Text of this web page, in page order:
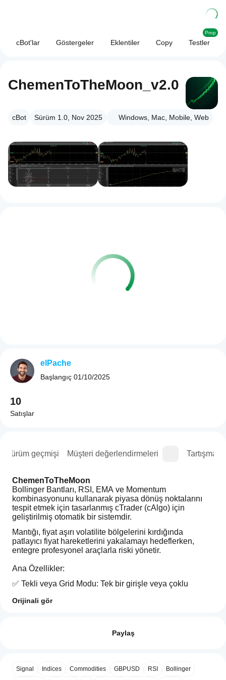
cBot'lar Göstergeler Eklentiler Copy Testler
Prop
ChemenToTheMoon_v2.0
cBot Sürüm 1.0, Nov 2025 Windows, Mac, Mobile, Web
Sürüm geçmişi Müşteri değerlendirmeleri Tartışma
ChemenToTheMoon
Bollinger Bantları, RSI, EMA ve Momentum
kombinasyonunu kullanarak piyasa dönüş noktalarını
tespit etmek için tasarlanmış cTrader (cAlgo) için
geliştirilmiş otomatik bir sistemdir.
Mantığı, fiyat aşırı volatilite bölgelerini kırdığında
patlayıcı fiyat hareketlerini yakalamayı hedeflerken,
entegre profesyonel araçlarla riski yönetir.
Ana Özellikler:
✅ Tekli veya Grid Modu: Tek bir girişle veya çoklu
📈 Trend ve Güç Filtreleri: EMA + RSI + Momentum ile
sağlamak için yapılandırılabilir maksimum limit.
Orijinali gör
Müşteri değerlendirmeleri
bulut veya
uygulamaları
Paylaş
Signal Indices Commodities GBPUSD RSI Bollinger
elPache
Başlangıç 01/10/2025
10
Satışlar